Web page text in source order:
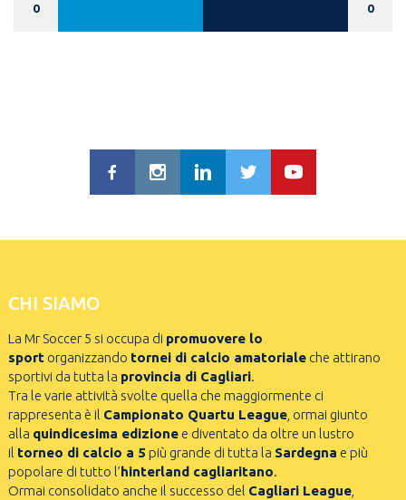
0 0
CHI SIAMO
La Mr Soccer 5 si occupa di promuovere lo
sportorganizzando tornei di calcio amatorialeche attirano
sportivi da tutta la provincia di Cagliari.
Tra le varie attività svolte quella che maggiormente ci
rappresenta è il Campionato Quartu League, ormai giunto
alla quindicesima edizionee diventato da oltre un lustro
il torneo di calcio a 5 più grande di tutta la Sardegna e più
popolare di tutto l’hinterland cagliaritano.
Ormai consolidato anche il successo del Cagliari League,